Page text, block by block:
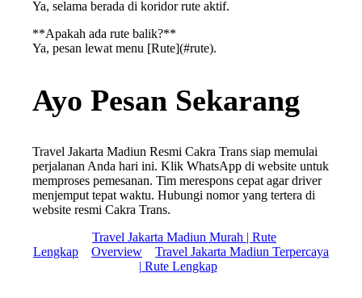
Ya, selama berada di koridor rute aktif.
**Apakah ada rute balik?**
Ya, pesan lewat menu [Rute](#rute).
Ayo Pesan Sekarang
Travel Jakarta Madiun Resmi Cakra Trans siap memulai
perjalanan Anda hari ini. Klik WhatsApp di website untuk
memproses pemesanan. Tim merespons cepat agar driver
menjemput tepat waktu. Hubungi nomor yang tertera di
website resmi Cakra Trans.
Travel Jakarta Madiun Murah | Rute
Lengkap
Overview
Travel Jakarta Madiun Terpercaya
| Rute Lengkap